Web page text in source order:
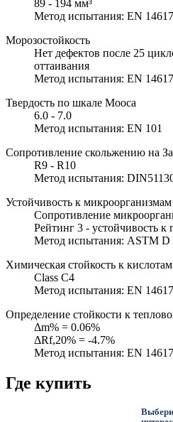
89 - 194 мм³
Метод испытания: EN
Морозостойкость
Нет дефектов после 25
оттаивания
Метод испытания: EN
Твердость по шкале Мооса
6.0 - 7.0
Метод испытания: EN 101
Сопротивление скольжению на
R9 - R10
Метод испытания:
Устойчивость к микроорганизмам
Сопротивление
Рейтинг 3 - устойчивость к
Метод испытания: ASTM D
Химическая стойкость к кислотам
Class C4
Метод испытания: EN
Определение стойкости к
Δm% = 0.06%
ΔRf,20% = -4.7%
Метод испытания: EN
Где купить